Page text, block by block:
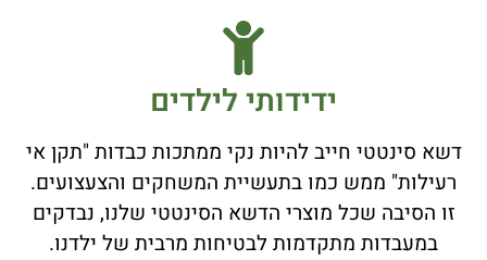
ידידותי לילדים
דשא סינטטי חייב להיות נקי ממתכות כבדות "תקן אי
רעילות" ממש כמו בתעשיית המשחקים והצעצועים.
זו הסיבה שכל מוצרי הדשא הסינטטי שלנו, נבדקים
במעבדות מתקדמות לבטיחות מרבית של ילדנו.